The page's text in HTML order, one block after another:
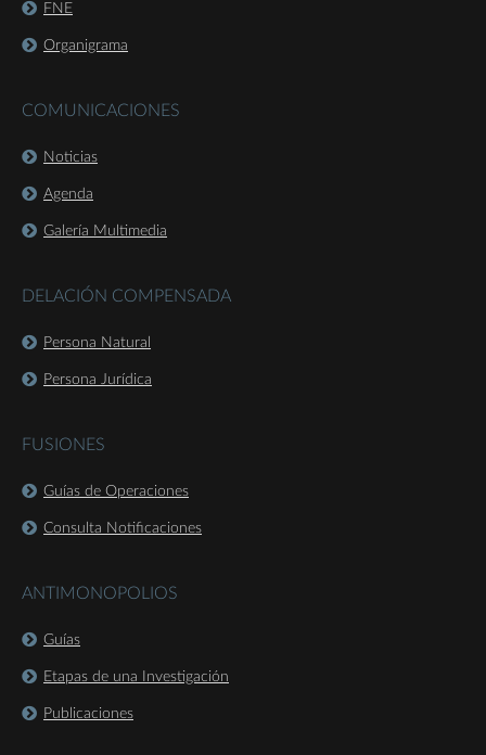
FNE
Organigrama
COMUNICACIONES
Noticias
Agenda
Galería Multimedia
DELACIÓN COMPENSADA
Persona Natural
Persona Jurídica
FUSIONES
Guías de Operaciones
Consulta Notificaciones
ANTIMONOPOLIOS
Guías
Etapas de una Investigación
Publicaciones